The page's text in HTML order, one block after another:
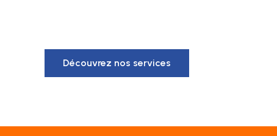
Découvrez nos services